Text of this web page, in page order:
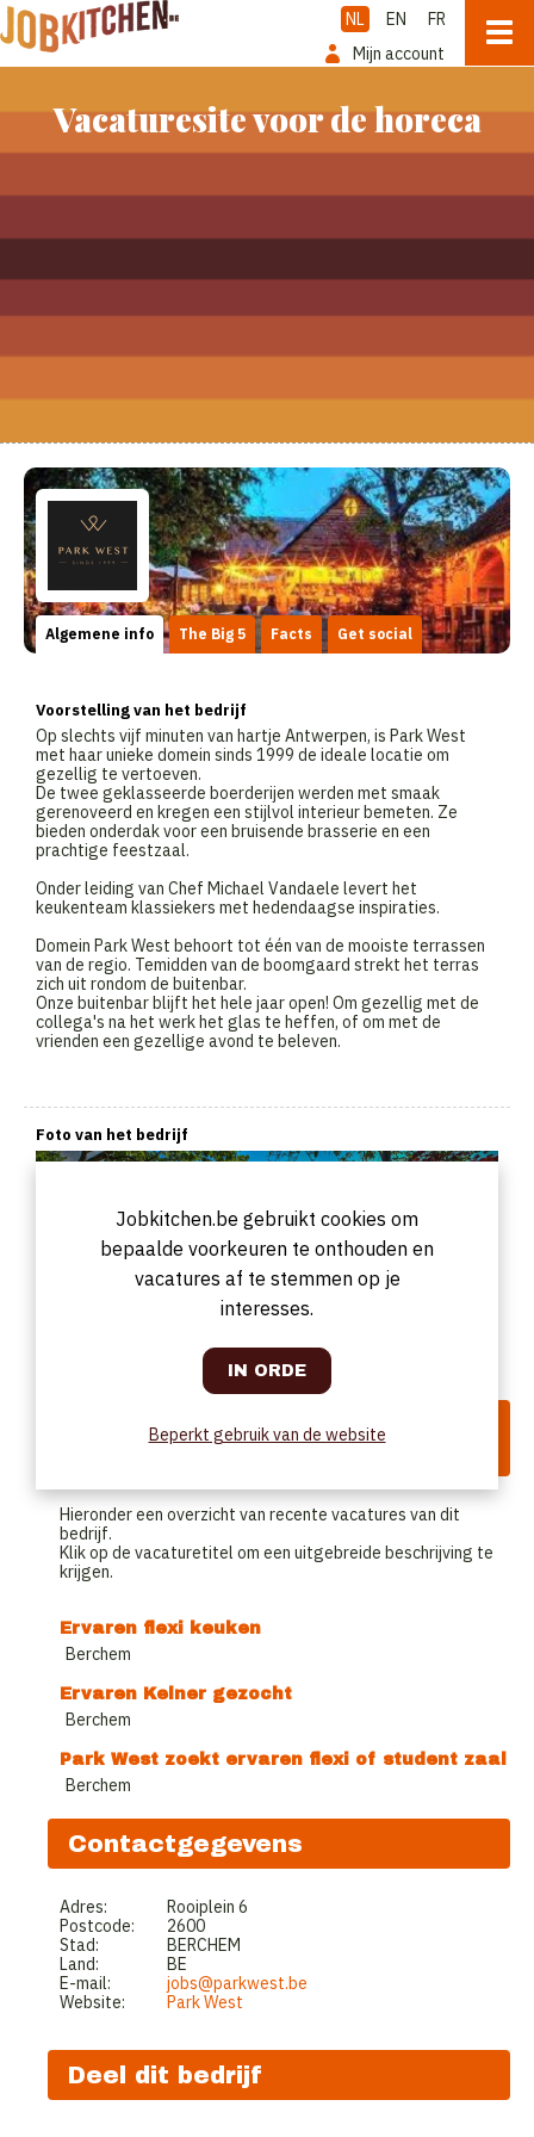
NL EN
FR
Mijn account
Vacaturesite voor de horeca
Algemene info The Big 5 Facts Get social
Voorstelling van het bedrijf
Op slechts vijf minuten van hartje Antwerpen, is Park West
met haar unieke domein sinds 1999 de ideale locatie om
gezellig te vertoeven.
De twee geklasseerde boerderijen werden met smaak
gerenoveerd en kregen een stijlvol interieur bemeten. Ze
bieden onderdak voor een bruisende brasserie en een
prachtige feestzaal.
Onder leiding van Chef Michael Vandaele levert het
keukenteam klassiekers met hedendaagse inspiraties.
Domein Park West behoort tot één van de mooiste terrassen
van de regio. Temidden van de boomgaard strekt het terras
zich uit rondom de buitenbar.
Onze buitenbar blijft het hele jaar open! Om gezellig met de
collega's na het werk het glas te heffen, of om met de
vrienden een gezellige avond te beleven.
Foto van het bedrijf
De recente vacatures van Park
Hieronder een overzicht van recente vacatures van dit
bedrijf.
Klik op de vacaturetitel om een uitgebreide beschrijving te
krijgen.
Ervaren flexi keuken
Berchem
Ervaren Kelner gezocht
Berchem
Park West zoekt ervaren flexi of student zaal
Berchem
Contactgegevens
Adres:
Rooiplein 6
Postcode:
2600
Stad:
BERCHEM
Land:
BE
E-mail:
jobs@parkwest.be
Website:
Park West
Deel dit bedrijf
Jobkitchen.be gebruikt cookies om
bepaalde voorkeuren te onthouden en
vacatures af te stemmen op je
interesses.
Beperkt gebruik van de website